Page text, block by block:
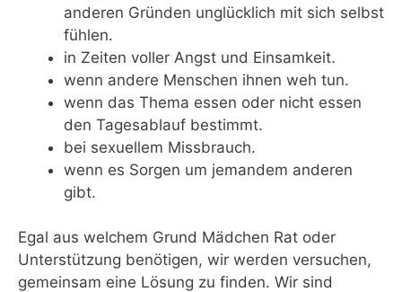
anderen Gründen unglücklich mit sich selbst
fühlen.
in Zeiten voller Angst und Einsamkeit.
wenn andere Menschen ihnen weh tun.
wenn das Thema essen oder nicht essen
den Tagesablauf bestimmt.
bei sexuellem Missbrauch.
wenn es Sorgen um jemandem anderen
gibt.
Egal aus welchem Grund Mädchen Rat oder
Unterstützung benötigen, wir werden versuchen,
gemeinsam eine Lösung zu finden. Wir sind